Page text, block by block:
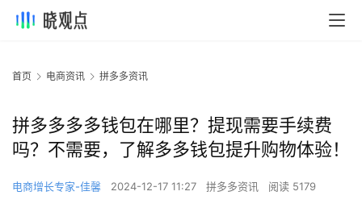
首页 电商资讯 拼多多资讯
拼多多多多钱包在哪里？提现需要手续费
吗？不需要，了解多多钱包提升购物体验！
电商增长专家-佳馨 2024-12-17 11:27 拼多多资讯 阅读 5179